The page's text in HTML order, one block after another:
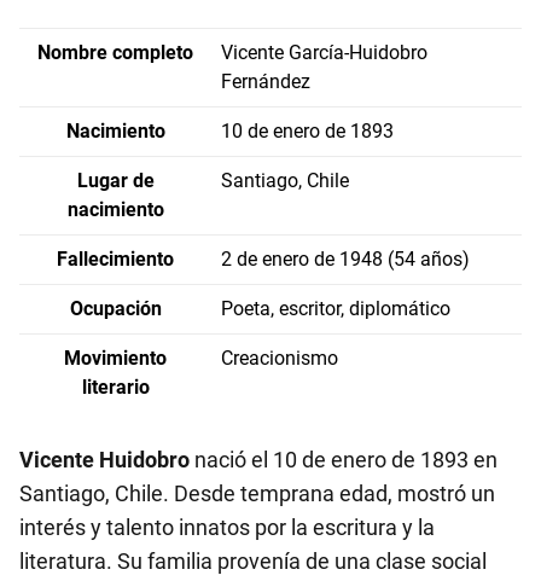
Nombre completo
Vicente García-Huidobro
Fernández
Nacimiento 10 de enero de 1893
Lugar de
nacimiento
Santiago, Chile
Fallecimiento 2 de enero de 1948 (54 años)
Ocupación Poeta, escritor, diplomático
Movimiento
literario
Creacionismo
Vicente Huidobro nació el 10 de enero de 1893 en
Santiago, Chile. Desde temprana edad, mostró un
interés y talento innatos por la escritura y la
literatura. Su familia provenía de una clase social